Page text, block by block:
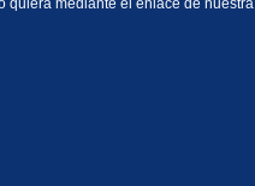
quiera mediante el enlace de nuestra